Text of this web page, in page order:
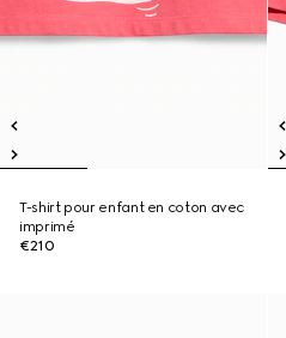
T-shirt pour enfant en coton avec
imprimé
€210